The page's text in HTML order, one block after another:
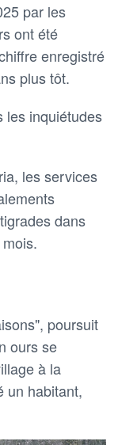
par les
ont été
enregistré
plus tôt.
les inquiétudes
les services
dans
poursuit
ours se
à la
un habitant,